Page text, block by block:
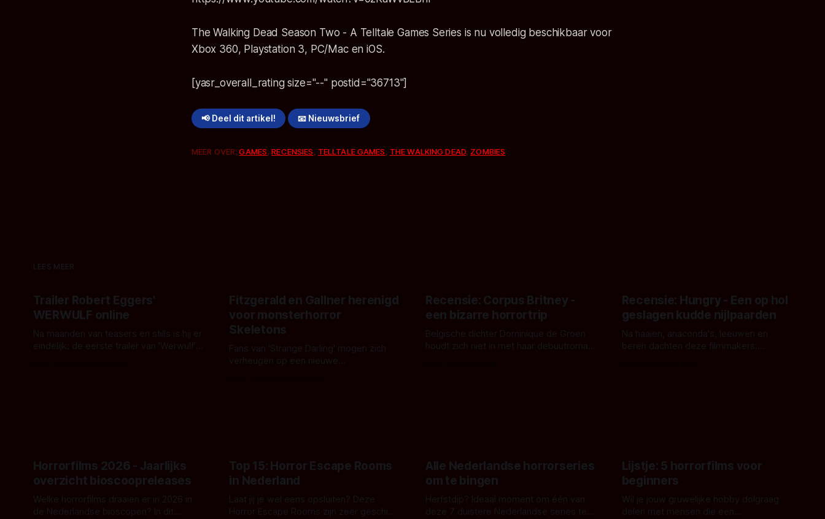
The Walking Dead Season Two - A Telltale Games Series is nu volledig beschikbaar voor
Xbox 360, Playstation 3, PC/Mac en iOS.
[yasr_overall_rating size="--" postid="36713"]
📢 Deel dit artikel! 📧 Nieuwsbrief
MEER OVER:GAMES,RECENSIES, TELLTALE GAMES, THE WALKING DEAD, ZOMBIES
LEES MEER
Trailer Robert Eggers'
WERWULF online
Na maanden van teasers en stills is hij er
eindelijk: de eerste trailer van 'Werwulf'.
Fitzgerald en Gallner herenigd
voor monsterhorror
Skeletons
Fans van 'Strange Darling' mogen zich
verheugen op een nieuwe
Recensie: Corpus Britney -
een bizarre horrortrip
Belgische dichter Dominique de Groen
houdt zich niet in met haar debuutroman.
Recensie: Hungry - Een op hol
geslagen kudde nijlpaarden
Na haaien, anaconda's, leeuwen en
beren dachten deze filmmakers:
Horrorfilms 2026 - Jaarlijks
overzicht bioscoopreleases
Welke horrorfilms draaien er in 2026 in
de Nederlandse bioscopen? In dit
Top 15: Horror Escape Rooms
in Nederland
Laat jij je wel eens opsluiten? Deze
Horror Escape Rooms zijn zeer geschikt
Alle Nederlandse horrorseries
om te bingen
Herfstdip? Ideaal moment om één van
deze 7 duistere Nederlandse series te
Lijstje: 5 horrorfilms voor
beginners
Wil je jouw gruwelijke hobby dolgraag
delen met mensen die een